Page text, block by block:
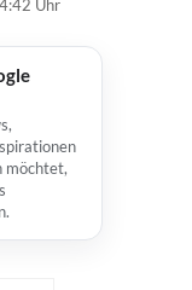
Uhr
möchtet,